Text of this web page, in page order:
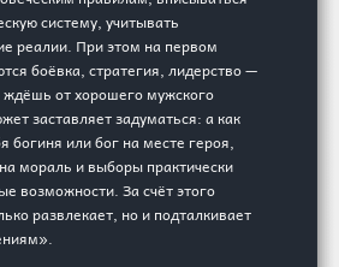
систему, учитывать
реалии. При этом на первом
боёвка, стратегия, лидерство —
ждёшь от хорошего мужского
заставляет задуматься: а как
богиня или бог на месте героя,
мораль и выборы практически
возможности. За счёт этого
развлекает, но и подталкивает